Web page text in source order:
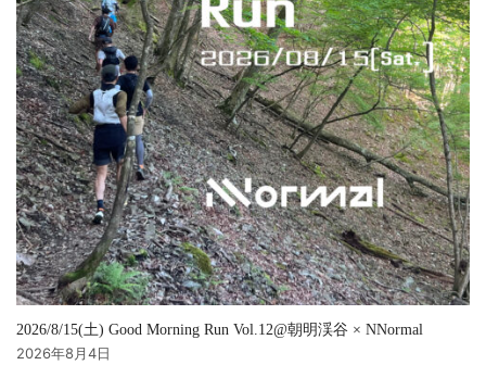
2026/8/15(土) Good Morning Run Vol.12@朝明渓谷 × NNormal
2026年8月4日